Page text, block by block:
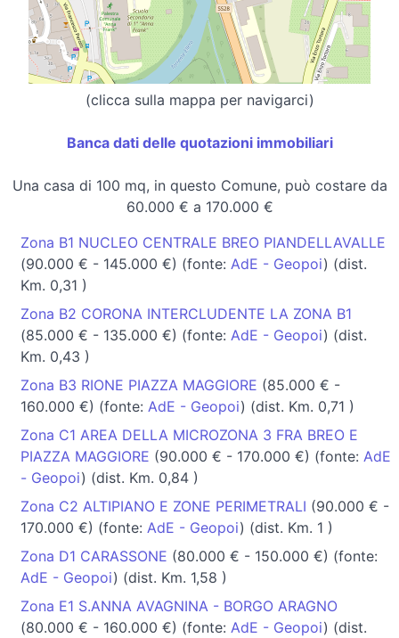
(clicca sulla mappa per navigarci)
Banca dati delle quotazioni immobiliari
Una casa di 100 mq, in questo Comune, può costare da
60.000 € a 170.000 €
Zona B1 NUCLEO CENTRALE BREO PIANDELLAVALLE
(90.000 € - 145.000 €) (fonte: AdE - Geopoi) (dist.
Km. 0,31 )
Zona B2 CORONA INTERCLUDENTE LA ZONA B1
(85.000 € - 135.000 €) (fonte: AdE - Geopoi) (dist.
Km. 0,43 )
Zona B3 RIONE PIAZZA MAGGIORE (85.000 € -
160.000 €) (fonte: AdE - Geopoi) (dist. Km. 0,71 )
Zona C1 AREA DELLA MICROZONA 3 FRA BREO E
PIAZZA MAGGIORE (90.000 € - 170.000 €) (fonte: AdE
- Geopoi) (dist. Km. 0,84 )
Zona C2 ALTIPIANO E ZONE PERIMETRALI (90.000 € -
170.000 €) (fonte: AdE - Geopoi) (dist. Km. 1 )
Zona D1 CARASSONE (80.000 € - 150.000 €) (fonte:
AdE - Geopoi) (dist. Km. 1,58 )
Zona E1 S.ANNA AVAGNINA - BORGO ARAGNO
(80.000 € - 160.000 €) (fonte: AdE - Geopoi) (dist.